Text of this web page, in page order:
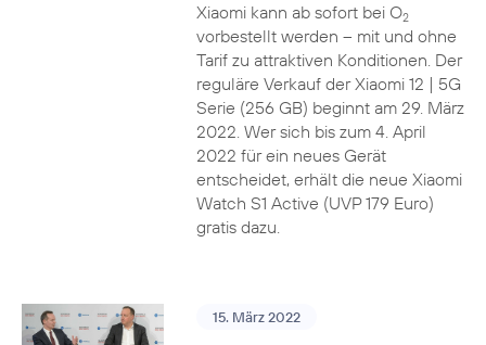
Xiaomi kann ab sofort bei O2
vorbestellt werden – mit und ohne
Tarif zu attraktiven Konditionen. Der
reguläre Verkauf der Xiaomi 12 | 5G
Serie (256 GB) beginnt am 29. März
2022. Wer sich bis zum 4. April
2022 für ein neues Gerät
entscheidet, erhält die neue Xiaomi
Watch S1 Active (UVP 179 Euro)
gratis dazu.
15. März 2022